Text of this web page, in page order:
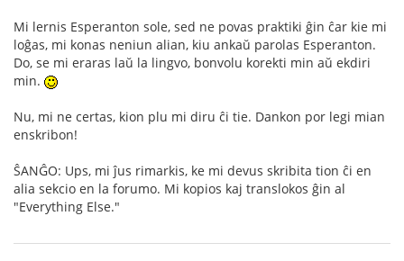
Mi lernis Esperanton sole, sed ne povas praktiki ĝin ĉar kie mi
loĝas, mi konas neniun alian, kiu ankaŭ parolas Esperanton.
Do, se mi eraras laŭ la lingvo, bonvolu korekti min aŭ ekdiri
min.
Nu, mi ne certas, kion plu mi diru ĉi tie. Dankon por legi mian
enskribon!
ŜANĜO: Ups, mi ĵus rimarkis, ke mi devus skribita tion ĉi en
alia sekcio en la forumo. Mi kopios kaj translokos ĝin al
"Everything Else."